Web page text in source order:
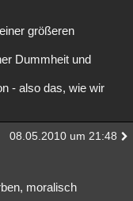
größeren
Dummheit und
- also das, wie wir
08.05.2010 um 21:48
moralisch